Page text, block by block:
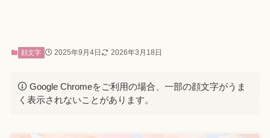
顔文字 2025年9月4日 2026年3月18日
Google Chromeをご利用の場合、一部の顔文字がうま
く表示されないことがあります。